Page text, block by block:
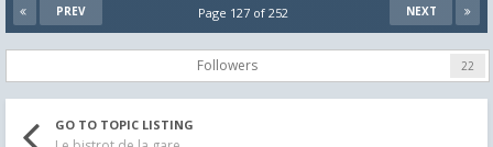
PREV NEXT
Page 127 of 252
Followers 22
GO TO TOPIC LISTING